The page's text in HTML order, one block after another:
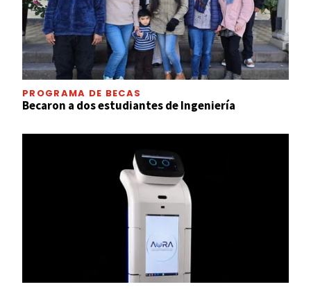
PROGRAMA DE BECAS
Becaron a dos estudiantes de Ingeniería